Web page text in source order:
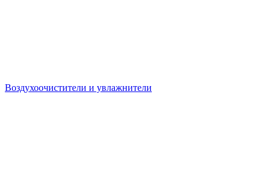
Воздухоочистители и увлажнители